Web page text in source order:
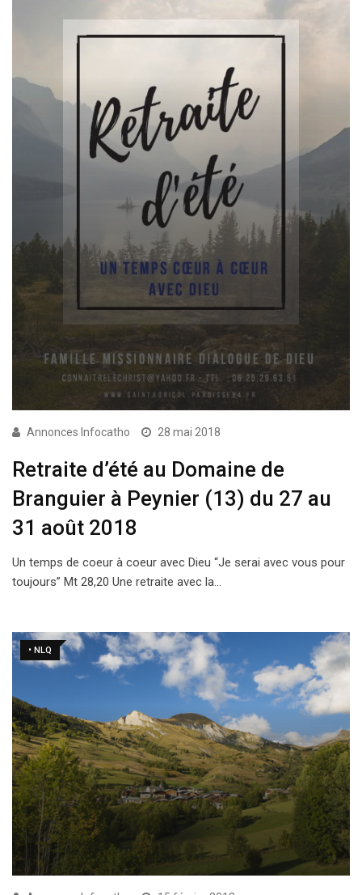
Annonces Infocatho 28 mai 2018
Retraite d’été au Domaine de
Branguier à Peynier (13) du 27 au
31 août 2018
Un temps de coeur à coeur avec Dieu “Je serai avec vous pour
toujours” Mt 28,20 Une retraite avec la…
• NLQ